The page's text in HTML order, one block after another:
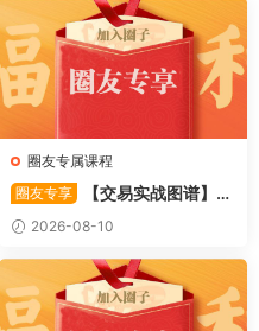
圈友专属课程
圈友专享
【交易实战图谱】涨
停板交易实战图谱 涨停交易技
术是股市中的点金指(高清) 1P
DF文章
2026-08-10